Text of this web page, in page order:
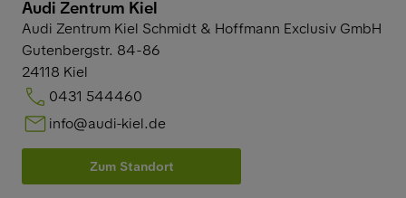
Audi Zentrum Kiel
Audi Zentrum Kiel Schmidt & Hoffmann Exclusiv GmbH
Gutenbergstr. 84-86
24118 Kiel
0431 544460
info@audi-kiel.de
Zum Standort